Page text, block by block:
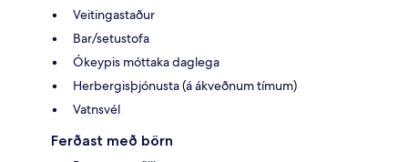
Veitingastaður
Bar/setustofa
Ókeypis móttaka daglega
Herbergisþjónusta (á ákveðnum tímum)
Vatnsvél
Ferðast með börn